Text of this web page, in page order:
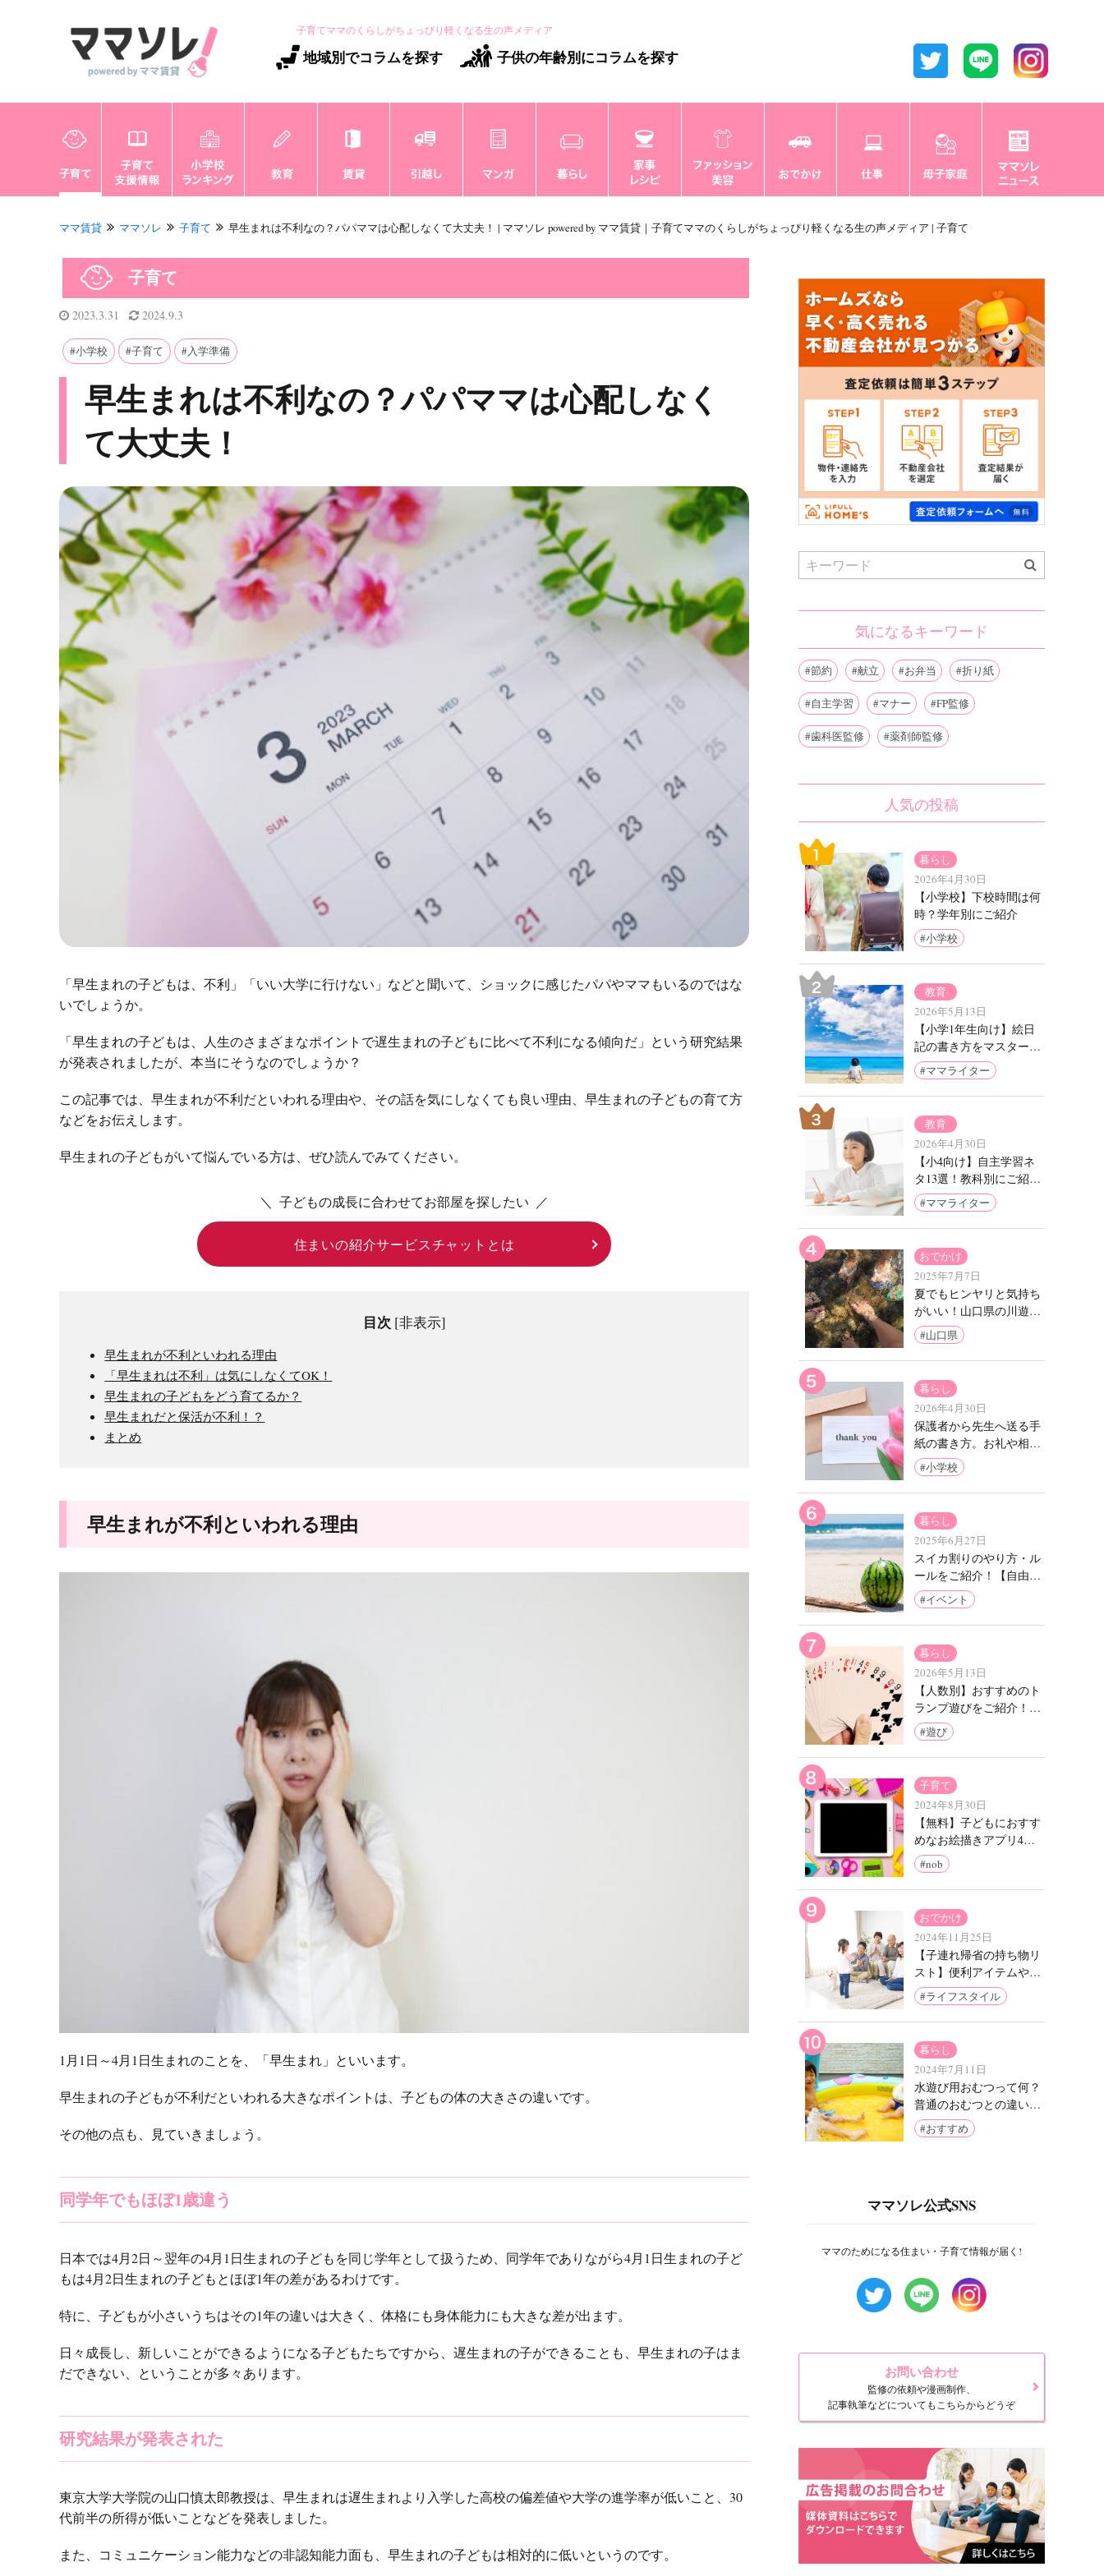
子育てママのくらしがちょっぴり軽くなる生の声メディア
地域別でコラムを探す 子供の年齢別にコラムを探す
ママ賃貸 ママソレ 子育て 早生まれは不利なの？パパママは心配しなくて大丈夫！ | ママソレ powered by ママ賃貸｜子育てママのくらしがちょっぴり軽くなる生の声メディア | 子育て
子育て
2023.3.31 2024.9.3
小学校 子育て 入学準備
早生まれは不利なの？パパママは心配しなく
て大丈夫！
「早生まれの子どもは、不利」「いい大学に行けない」などと聞いて、ショックに感じたパパやママもいるのではな
いでしょうか。
「早生まれの子どもは、人生のさまざまなポイントで遅生まれの子どもに比べて不利になる傾向だ」という研究結果
が発表されましたが、本当にそうなのでしょうか？
この記事では、早生まれが不利だといわれる理由や、その話を気にしなくても良い理由、早生まれの子どもの育て方
などをお伝えします。
早生まれの子どもがいて悩んでいる方は、ぜひ読んでみてください。
＼ 子どもの成長に合わせてお部屋を探したい ／
住まいの紹介サービスチャットとは
目次 [非表示]
早生まれが不利といわれる理由
「早生まれは不利」は気にしなくてOK！
早生まれの子どもをどう育てるか？
早生まれだと保活が不利！？
まとめ
早生まれが不利といわれる理由
1月1日～4月1日生まれのことを、「早生まれ」といいます。
早生まれの子どもが不利だといわれる大きなポイントは、子どもの体の大きさの違いです。
その他の点も、見ていきましょう。
同学年でもほぼ1歳違う
日本では4月2日～翌年の4月1日生まれの子どもを同じ学年として扱うため、同学年でありながら4月1日生まれの子ど
もは4月2日生まれの子どもとほぼ1年の差があるわけです。
特に、子どもが小さいうちはその1年の違いは大きく、体格にも身体能力にも大きな差が出ます。
日々成長し、新しいことができるようになる子どもたちですから、遅生まれの子ができることも、早生まれの子はま
だできない、ということが多々あります。
研究結果が発表された
東京大学大学院の山口慎太郎教授は、早生まれは遅生まれより入学した高校の偏差値や大学の進学率が低いこと、30
代前半の所得が低いことなどを発表しました。
また、コミュニケーション能力などの非認知能力面も、早生まれの子どもは相対的に低いというのです。
for:
気になるキーワード
節約 献立 お弁当 折り紙
自主学習 マナー FP監修
歯科医監修 薬剤師監修
人気の投稿
暮らし
2026年4月30日
【小学校】下校時間は何
時？学年別にご紹介
小学校
教育
2026年5月13日
【小学1年生向け】絵日
記の書き方をマスターし
よう！アイデア7例とお
手本をご紹介
ママライター
教育
2026年4月30日
【小4向け】自主学習ネ
タ13選！教科別にご紹介
【実例あり】
ママライター
おでかけ
2025年7月7日
夏でもヒンヤリと気持ち
がいい！山口県の川遊び
スポット9選
山口県
暮らし
2026年4月30日
保護者から先生へ送る手
紙の書き方。お礼や相
談、ケース別に例文をご
紹介
小学校
暮らし
2025年6月27日
スイカ割りのやり方・ル
ールをご紹介！【自由に
アレンジOK！】
イベント
暮らし
2026年5月13日
【人数別】おすすめのト
ランプ遊びをご紹介！子
どもと楽しめる簡単なゲ
ームは？
遊び
子育て
2024年8月30日
【無料】子どもにおすす
めなお絵描きアプリ4
選！【スマホやタブレッ
トでOK】
nob
おでかけ
2024年11月25日
【子連れ帰省の持ち物リ
スト】便利アイテムや荷
物を減らすコツもご紹介
ライフスタイル
暮らし
2024年7月11日
水遊び用おむつって何？
普通のおむつとの違いや
メリット・デメリットを
知って水遊びを楽しも
おすすめ
ママソレ公式SNS
ママのためになる住まい・子育て情報が届く!
お問い合わせ
監修の依頼や漫画制作、
記事執筆などについてもこちらからどうぞ